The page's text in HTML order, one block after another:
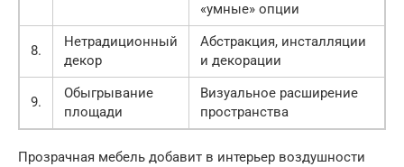
«умные» опции
8.
Нетрадиционный
декор
Абстракция, инсталляции
и декорации
9.
Обыгрывание
площади
Визуальное расширение
пространства
Прозрачная мебель добавит в интерьер воздушности